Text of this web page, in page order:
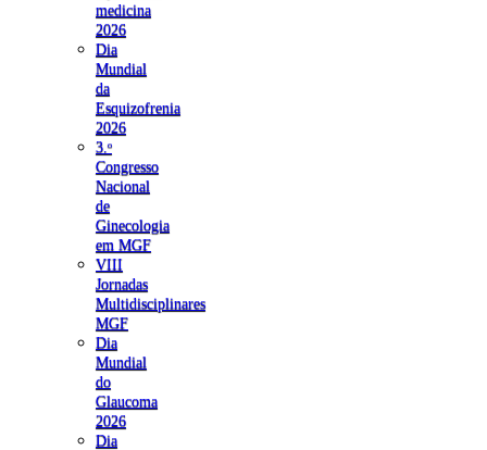
medicina
2026
Dia
Mundial
da
Esquizofrenia
2026
3.ᵒ
Congresso
Nacional
de
Ginecologia
em MGF
VIII
Jornadas
Multidisciplinares
MGF
Dia
Mundial
do
Glaucoma
2026
Dia